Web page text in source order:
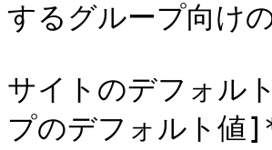
するグループ向け
サイトのデフォル
プのデフォルト